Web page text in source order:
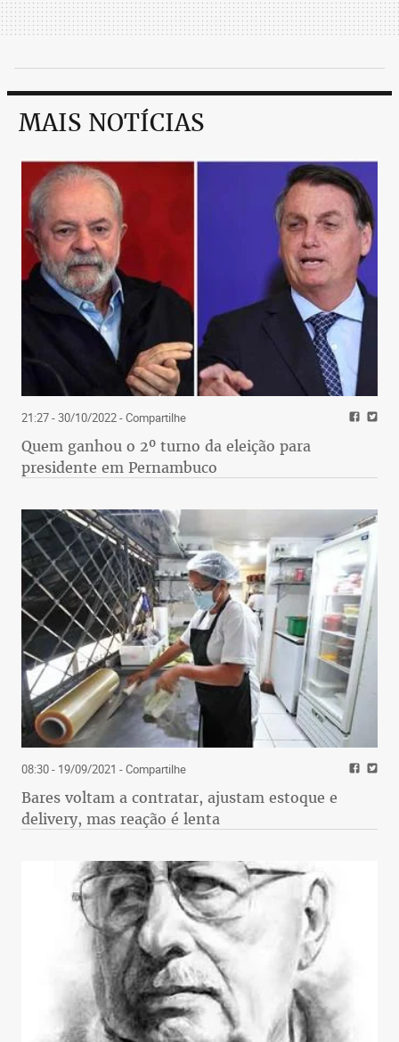
MAIS NOTÍCIAS
21:27 - 30/10/2022- Compartilhe
Quem ganhou o 2º turno da eleição para
presidente em Pernambuco
08:30 - 19/09/2021 - Compartilhe
Bares voltam a contratar, ajustam estoque e
delivery, mas reação é lenta